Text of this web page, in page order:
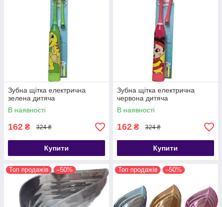
Зубна щітка електрична
зелена дитяча
В наявності
162 ₴ 324 ₴
Купити
Зубна щітка електрична
червона дитяча
В наявності
162 ₴ 324 ₴
Купити
Топ продажів –50% Топ продажів –50%